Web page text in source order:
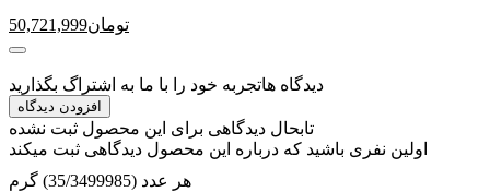
50,721,999تومان
دیدگاه هاتجربه خود را با ما به اشتراگ بگذارید
افزودن دیدگاه
تابحال دیدگاهی برای این محصول ثبت نشده
اولین نفری باشید که درباره این محصول دیدگاهی ثبت میکند
هر عدد (35/3499985) گرم